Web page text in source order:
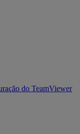
do TeamViewer